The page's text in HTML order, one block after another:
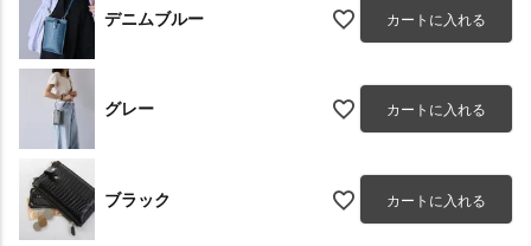
デニムブルー カートに入れる
グレー カートに入れる
ブラック カートに入れる